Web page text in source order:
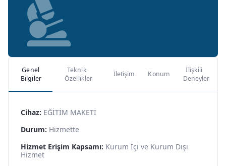
Genel
Bilgiler
Teknik
Özellikler
İletişim Konum
İlişkili
Deneyler
Cihaz: EĞİTİM MAKETİ
Durum: Hizmette
Hizmet Erişim Kapsamı: Kurum İçi ve Kurum Dışı
Hizmet